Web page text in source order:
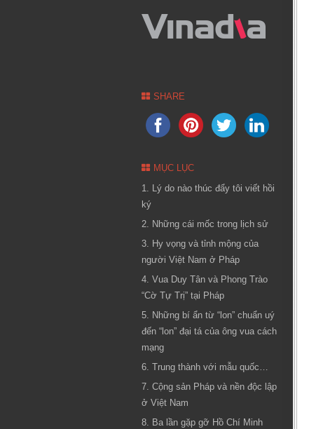
SHARE
MỤC LỤC
1. Lý do nào thúc đẩy tôi viết hồi
ký
2. Những cái mốc trong lịch sử
3. Hy vọng và tỉnh mộng của
người Việt Nam ở Pháp
4. Vua Duy Tân và Phong Trào
“Cờ Tự Trị” tại Pháp
5. Những bí ẩn từ “lon” chuẩn uý
đến “lon” đại tá của ông vua cách
mạng
6. Trung thành với mẫu quốc…
7. Cộng sản Pháp và nền độc lập
ở Việt Nam
8. Ba lần gặp gỡ Hồ Chí Minh